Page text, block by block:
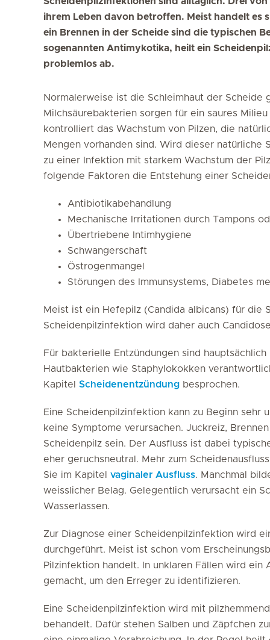
ihrem Leben davon betroffen. Meist handelt es
ein Brennen in der Scheide sind die typischen
sogenannten Antimykotika, heilt ein
problemlos ab.
Normalerweise ist die Schleimhaut der Scheide
Milchsäurebakterien sorgen für ein saures
kontrolliert das Wachstum von Pilzen, die
Mengen vorhanden sind. Wird dieser natürliche
zu einer Infektion mit starkem Wachstum der
folgende Faktoren die Entstehung einer
Antibiotikabehandlung
Mechanische Irritationen durch Tampons
Übertriebene Intimhygiene
Schwangerschaft
Östrogenmangel
Störungen des Immunsystems, Diabetes
Meist ist ein Hefepilz (Candida albicans) für die
Scheidenpilzinfektion wird daher auch
Für bakterielle Entzündungen sind
Hautbakterien wie Staphylokokken
Kapitel Scheidenentzündung besprochen.
Eine Scheidenpilzinfektion kann zu Beginn sehr
keine Symptome verursachen. Juckreiz,
Scheidenpilz sein. Der Ausfluss ist dabei
eher geruchsneutral. Mehr zum
Sie im Kapitel vaginaler Ausfluss. Manchmal
weisslicher Belag. Gelegentlich verursacht ein
Wasserlassen.
Zur Diagnose einer Scheidenpilzinfektion wird
durchgeführt. Meist ist schon vom
Pilzinfektion handelt. In unklaren Fällen wird ein
gemacht, um den Erreger zu identifizieren.
Eine Scheidenpilzinfektion wird mit
behandelt. Dafür stehen Salben und Zäpfchen